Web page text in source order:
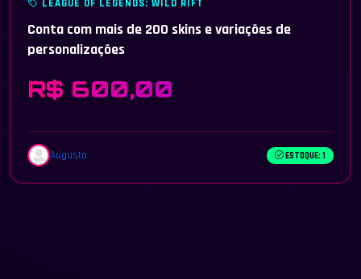
LEAGUE OF LEGENDS: WILD RIFT
Conta com mais de 200 skins e variações de
personalizações
R$ 600,00
Augusto ESTOQUE: 1